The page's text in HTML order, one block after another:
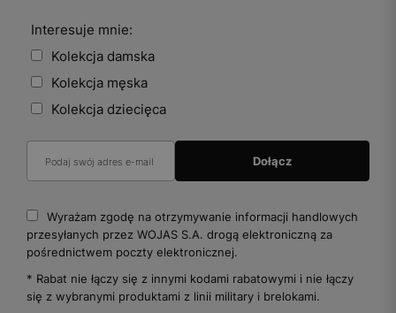
Interesuje mnie:
Kolekcja damska
Kolekcja męska
Kolekcja dziecięca
Wyrażam zgodę na otrzymywanie informacji handlowych
przesyłanych przez WOJAS S.A. drogą elektroniczną za
pośrednictwem poczty elektronicznej.
* Rabat nie łączy się z innymi kodami rabatowymi i nie łączy
się z wybranymi produktami z linii military i brelokami.